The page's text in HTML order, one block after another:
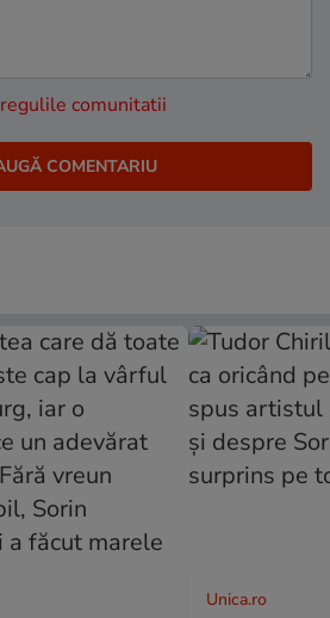
regulile comunitatii
Unica.ro